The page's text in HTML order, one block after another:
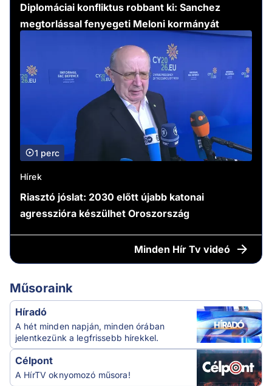
Diplomáciai konfliktus robbant ki: Sanchez
megtorlással fenyegeti Meloni kormányát
1 perc
Hírek
Riasztó jóslat: 2030 előtt újabb katonai
agresszióra készülhet Oroszország
Minden Hír Tv videó
Műsoraink
Híradó
A hét minden napján, minden órában
jelentkezünk a legfrissebb hírekkel.
Célpont
A HírTV oknyomozó műsora!